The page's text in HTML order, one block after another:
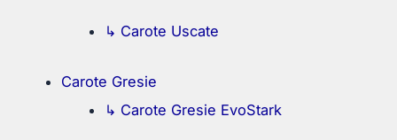
↳ Carote Uscate
Carote Gresie
↳ Carote Gresie EvoStark